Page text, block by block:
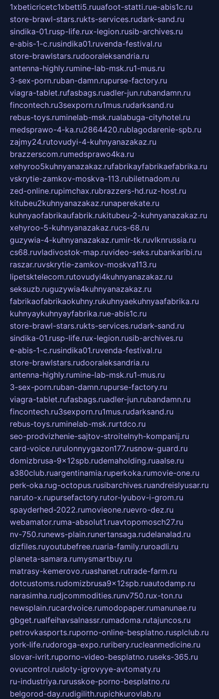
1xbeticricetc1xbetti5.ruuafoot-statti.rue-abis1c.ru
store-brawl-stars.rukts-services.rudark-sand.ru
sindika-01.rusp-life.rux-legion.rusib-archives.ru
e-abis-1-c.rusindika01.ruvenda-festival.ru
store-brawlstars.rudooraleksandria.ru
antenna-highly.rumine-lab-msk.ru1-mus.ru
3-sex-porn.ruban-damn.rupurse-factory.ru
viagra-tablet.rufasbags.ruadler-jun.rubandamn.ru
fincontech.ru3sexporn.ru1mus.rudarksand.ru
rebus-toys.ruminelab-msk.rualabuga-cityhotel.ru
medsprawo-4-ka.ru2864420.rublagodarenie-spb.ru
zajmy24.rutovudyi-4-kuhnyanazakaz.ru
brazzerscom.rumedsprawo4ka.ru
xehyroo5kuhnyanazakaz.rufabrikayfabrikaefabrika.ru
vskrytie-zamkov-moskva-113.rubiletnadom.ru
zed-online.rupimchax.rubrazzers-hd.ruz-host.ru
kitubeu2kuhnyanazakaz.runaperekate.ru
kuhnyaofabrikaufabrik.rukitubeu-2-kuhnyanazakaz.ru
xehyroo-5-kuhnyanazakaz.rucs-68.ru
guzywia-4-kuhnyanazakaz.rumir-tk.ruvlknrussia.ru
cs68.ruvladivostok-map.ruvideo-seks.rubankaribi.ru
raszar.ruvskrytie-zamkov-moskva113.ru
lipetsktelecom.rutovudyi4kuhnyanazakaz.ru
seksuzb.ruguzywia4kuhnyanazakaz.ru
fabrikaofabrikaokuhny.rukuhnyaekuhnyaafabrika.ru
kuhnyaykuhnyayfabrika.rue-abis1c.ru
store-brawl-stars.rukts-services.rudark-sand.ru
sindika-01.rusp-life.rux-legion.rusib-archives.ru
e-abis-1-c.rusindika01.ruvenda-festival.ru
store-brawlstars.rudooraleksandria.ru
antenna-highly.rumine-lab-msk.ru1-mus.ru
3-sex-porn.ruban-damn.rupurse-factory.ru
viagra-tablet.rufasbags.ruadler-jun.rubandamn.ru
fincontech.ru3sexporn.ru1mus.rudarksand.ru
rebus-toys.ruminelab-msk.rurtdco.ru
seo-prodvizhenie-sajtov-stroitelnyh-kompanij.ru
card-voice.rurulonnyygazon177.rusnow-guard.ru
domizbrusa-9x12spb.rudemaholding.ruaalse.ru
a380club.ruargentinamia.ruperkoka.rumovie-one.ru
perk-oka.rug-octopus.rusibarchives.ruandreislyusar.ru
naruto-x.rupursefactory.rutor-lyubov-i-grom.ru
spayderhed-2022.rumovieone.ruevro-dez.ru
webamator.ruma-absolut1.ruavtopomosch27.ru
nv-750.runews-plain.runertansaga.rudelanalad.ru
dizfiles.ruyoutubefree.ruaria-family.ruroadli.ru
planeta-samara.rumysmartbuy.ru
matrasy-kemerovo.ruashanet.rutrade-farm.ru
dotcustoms.rudomizbrusa9x12spb.ruautodamp.ru
narasimha.rudjcommodities.runv750.rux-ton.ru
newsplain.rucardvoice.rumodopaper.rumanunae.ru
gbget.rualfeihavsalnassr.rumadoma.rutajuncos.ru
petrovkasports.ruporno-online-besplatno.rusplclub.ru
york-life.rudoroga-expo.ruribery.rucleanmedicine.ru
slovar-ivrit.ruporno-video-besplatno.ruseks-365.ru
ovucontrol.rusloty-igrovyye-avtomaty.ru
ru-industriya.rurusskoe-porno-besplatno.ru
belgorod-day.rudigilith.rupichkurovlab.ru